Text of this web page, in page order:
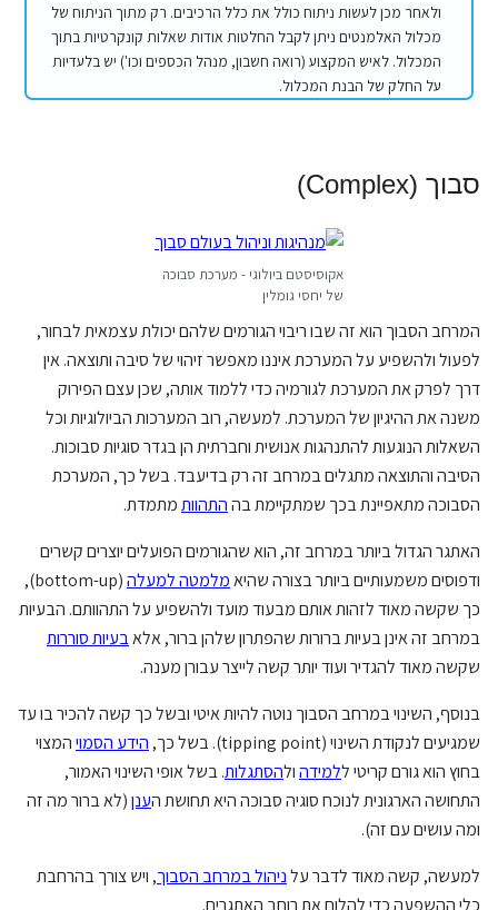
ולאחר מכן לעשות ניתוח כולל את כלל הרכיבים. רק מתוך הניתוח של
מכלול האלמנטים ניתן לקבל החלטות אודות שאלות קונקרטיות בתוך
המכלול. לאיש המקצוע (רואה חשבון, מנהל הכספים וכו') יש בלעדיות
על החלק של הבנת המכלול.
סבוך (Complex)
אקוסיסטם ביולוגי - מערכת סבוכה
של יחסי גומלין
המרחב הסבוך הוא זה שבו ריבוי הגורמים שלהם יכולת עצמאית לבחור,
לפעול ולהשפיע על המערכת איננו מאפשר זיהוי של סיבה ותוצאה. אין
דרך לפרק את המערכת לגורמיה כדי ללמוד אותה, שכן עצם הפירוק
משנה את ההיגיון של המערכת. למעשה, רוב המערכות הביולוגיות וכל
השאלות הנוגעות להתנהגות אנושית וחברתית הן בגדר סוגיות סבוכות.
הסיבה והתוצאה מתגלים במרחב זה רק בדיעבד. בשל כך, המערכת
הסבוכה מתאפיינת בכך שמתקיימת בההתהוותמתמדת.
האתגר הגדול ביותר במרחב זה, הוא שהגורמים הפועלים יוצרים קשרים
ודפוסים משמעותיים ביותר בצורה שהיאמלמטה למעלה
(bottom-up),
כך שקשה מאוד לזהות אותם מבעוד מועד ולהשפיע על התהוותם. הבעיות
במרחב זה אינן בעיות ברורות שהפתרון שלהן ברור, אלאבעיות סוררות
שקשה מאוד להגדיר ועוד יותר קשה לייצר עבורן מענה.
בנוסף, השינוי במרחב הסבוך נוטה להיות איטי ובשל כך קשה להכיר בו עד
שמגיעים לנקודת השינוי (tipping point). בשל כך,
הידע הסמויהמצוי
בחוץ הוא גורם קריטי ללמידהולהסתגלות. בשל אופי השינוי האמור,
התחושה הארגונית לנוכח סוגיה סבוכה היא תחושת הענן(לא ברור מה זה
ומה עושים עם זה).
למעשה, קשה מאוד לדבר עלניהול במרחב הסבוך, ויש צורך בהרחבת
כלי ההשפעה כדי להלום את רוחב האתגרים.